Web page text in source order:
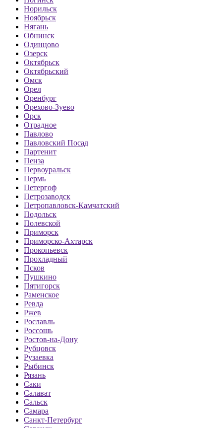
Норильск
Ноябрьск
Нягань
Обнинск
Одинцово
Озерск
Октябрьск
Октябрьский
Омск
Орел
Оренбург
Орехово-Зуево
Орск
Отрадное
Павлово
Павловский Посад
Партенит
Пенза
Первоуральск
Пермь
Петергоф
Петрозаводск
Петропавловск-Камчатский
Подольск
Полевской
Приморск
Приморско-Ахтарск
Прокопьевск
Прохладный
Псков
Пушкино
Пятигорск
Раменское
Ревда
Ржев
Рославль
Россошь
Ростов-на-Дону
Рубцовск
Рузаевка
Рыбинск
Рязань
Саки
Салават
Сальск
Самара
Санкт-Петербург